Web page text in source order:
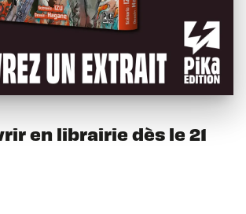
en librairie dès le 21